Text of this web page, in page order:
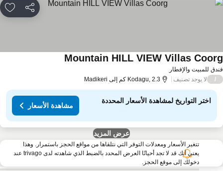
مشاركة
للمبيت والإفطار
Mountain HILL VIEW Villas
لا يوجد تصنيف Kodagu, 2.3 كم إلى Madikeri
اختر التواريخ لمشاهدة الأسعار المحددة
مشاهدة الأسعار
عرض المزيد
تتغير الأسعار ومعدلات التوفر التي نتلقاها من مواقع الحجز باستمرار. وهذا
يعني أنك قد لا تجد أحيانًا العرض المحدد بالضبط الذي شاهدته لدى trivago عند
دخولك إلى موقع الحجز.